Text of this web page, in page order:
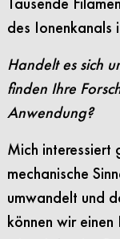
des Ionenkanals
Handelt es sich
finden Ihre
Anwendung?
Mich interessiert
mechanische
umwandelt und
können wir einen